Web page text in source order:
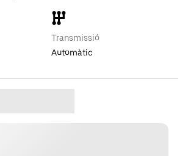
Transmissió
Automàtic